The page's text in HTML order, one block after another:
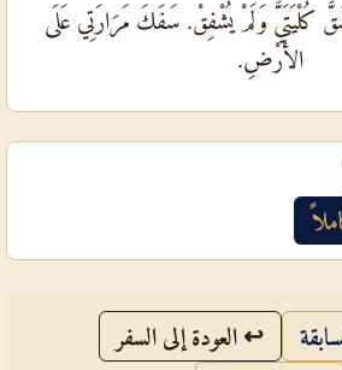
كُلْيَتَيَّ وَلَمْ يُشْفِقْ. سَفَكَ مَرَارَتِي عَلَى
الأَرْضِ.
↩ العودة إلى السفر